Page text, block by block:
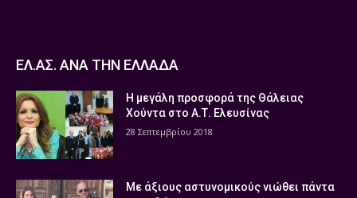
ΕΛ.ΑΣ. ΑΝΑ ΤΗΝ ΕΛΛΑΔΑ
Η μεγάλη προσφορά της Θάλειας
Χούντα στο Α.Τ. Ελευσίνας
28 Σεπτεμβρίου 2018
Με άξιους αστυνομικούς νιώθει πάντα